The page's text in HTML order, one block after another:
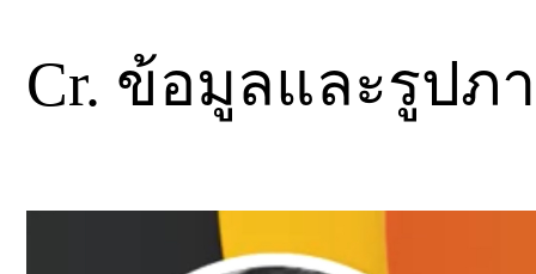
Cr. ข้อมูลและรูปภ